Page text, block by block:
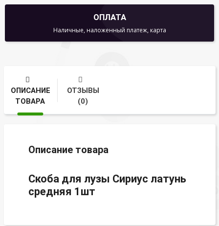
ОПЛАТА
Наличные, наложенный платеж, карта
ОПИСАНИЕ
ТОВАРА
ОТЗЫВЫ
(0)
Описание товара
Скоба для лузы Сириус латунь
средняя 1шт